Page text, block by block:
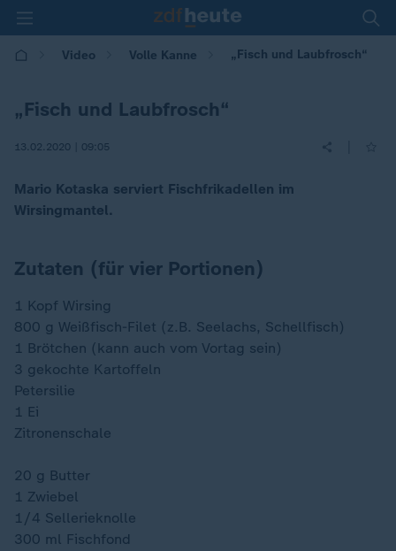
Video Volle Kanne „Fisch und Laubfrosch“
„Fisch und Laubfrosch“
13.02.2020 | 09:05
Mario Kotaska serviert Fischfrikadellen im
Wirsingmantel.
Zutaten (für vier Portionen)
1 Kopf Wirsing
800 g Weißfisch-Filet (z.B. Seelachs, Schellfisch)
1 Brötchen (kann auch vom Vortag sein)
3 gekochte Kartoffeln
Petersilie
1 Ei
Zitronenschale
20 g Butter
1 Zwiebel
1/4 Sellerieknolle
300 ml Fischfond